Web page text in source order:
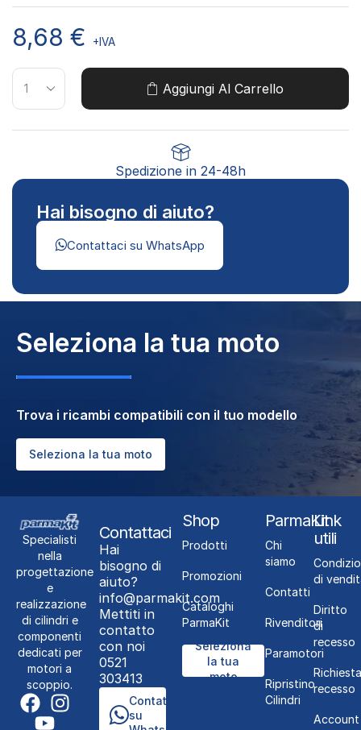
8,68 € +IVA
Aggiungi Al Carrello
Spedizione in 24-48h
Hai bisogno di aiuto?
Contattaci su WhatsApp
Seleziona la tua moto
Trova i ricambi compatibili con il tuo modello
Seleziona la tua moto
Specialisti
nella
progettazione
e
realizzazione
di cilindri e
componenti
dedicati per
motori a
scoppio.
Contattaci
Hai
bisogno di
aiuto?
info@parmakit.com
Mettiti in
contatto
con noi
0521
303413
Contattaci
su
Shop
Prodotti
Promozioni
Cataloghi
ParmaKit
Seleziona
la tua
moto
ParmaKit
Chi
siamo
Contatti
Rivenditori
Paramotori
Ripristino
Cilindri
Link
utili
di
Diritto
di
recesso
Richiesta
recesso
Account